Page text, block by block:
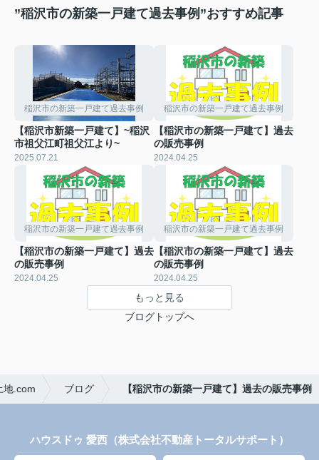
”稲沢市の新築一戸建て過去事例”おすすめ記事
稲沢市の新築一戸建て過去事例
【稲沢市新築一戸建て】~稲沢
市祖父江町祖父江より~
2025.07.21
稲沢市の新築一戸建て過去事例
【稲沢市の新築一戸建て】過去
の販売事例
2024.04.25
稲沢市の新築一戸建て過去事例
【稲沢市の新築一戸建て】過去
の販売事例
2024.04.25
稲沢市の新築一戸建て過去事例
【稲沢市の新築一戸建て】過去
の販売事例
2024.04.25
もっと見る
ブログトップへ
地.com ブログ 【稲沢市の新築一戸建て】過去の販売事例
ハウスドゥ 愛西（株式会社不動産トータルサポート）